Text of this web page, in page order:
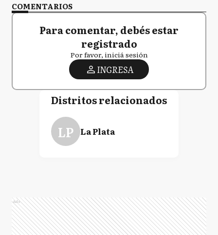
COMENTARIOS
Para comentar, debés estar
registrado
Por favor, iniciá sesión
INGRESA
Distritos relacionados
LP La Plata
Ads